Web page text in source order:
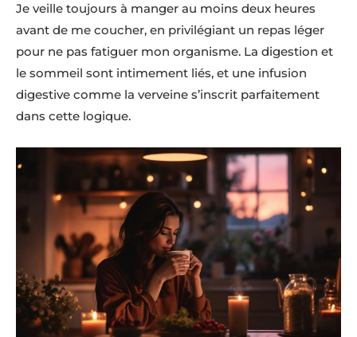
Je veille toujours à manger au moins deux heures
avant de me coucher, en privilégiant un repas léger
pour ne pas fatiguer mon organisme. La digestion et
le sommeil sont intimement liés, et une infusion
digestive comme la verveine s’inscrit parfaitement
dans cette logique.